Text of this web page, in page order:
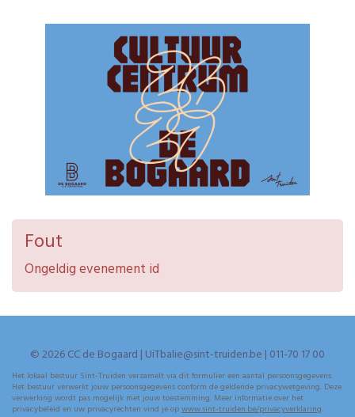
Fout
Ongeldig evenement id
© 2026 CC de Bogaard | UiTbalie@sint-truiden.be | 011-70 17 00
Het lokaal bestuur Sint-Truiden verzamelt via dit formulier een aantal persoonsgegevens.
Het bestuur verwerkt jouw persoonsgegevens conform de geldende privacywetgeving. Deze
verwerking wordt pas mogelijk met jouw toestemming. Meer informatie over het
privacybeleid en uw privacyrechten vind je opwww.sint-truiden.be/privacyverklaring.